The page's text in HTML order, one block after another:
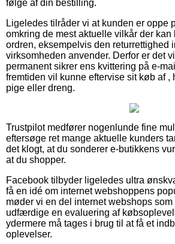
følge af din bestilling.
Ligeledes tilråder vi at kunden er oppe
omkring de mest aktuelle vilkår der
ordren, eksempelvis den returrettighed
virksomheden anvender. Derfor er det
permanent sikrer ens kvittering på e-
fremtiden vil kunne eftervise sit køb af ,
pige eller dreng.
Trustpilot medfører nogenlunde fine
eftersøge ret mange aktuelle kunders
det klogt, at du sonderer e-butikkens
at du shopper.
Facebook tilbyder ligeledes ultra
få en idé om internet webshoppens
møder vi en del internet webshops
udfærdige en evaluering af
ydermere må tages i brug til at få et
oplevelser.